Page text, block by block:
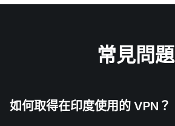
常見問題
如何取得在印度使用的 VPN？